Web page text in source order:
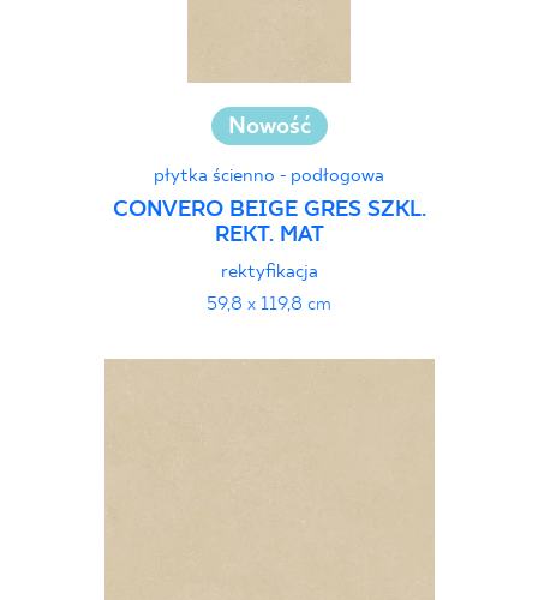
Nowość
płytka ścienno - podłogowa
CONVERO BEIGE GRES SZKL.
REKT. MAT
rektyfikacja
59,8 x 119,8 cm